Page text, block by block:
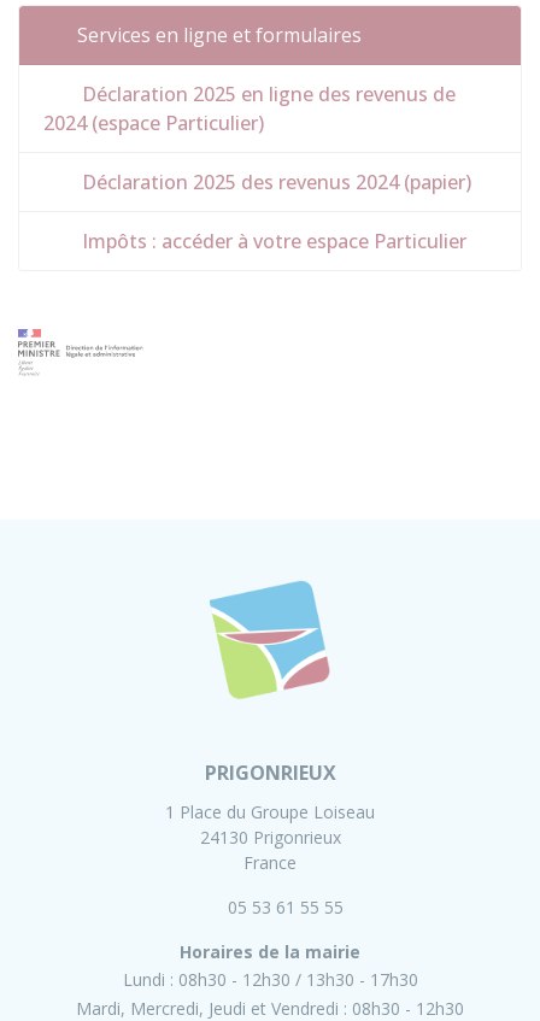
Services en ligne et formulaires
Déclaration 2025 en ligne des revenus de
2024 (espace Particulier)
Déclaration 2025 des revenus 2024 (papier)
Impôts : accéder à votre espace Particulier
PRIGONRIEUX
1 Place du Groupe Loiseau
24130 Prigonrieux
France
05 53 61 55 55
Horaires de la mairie
Lundi : 08h30 - 12h30
13h30 - 17h30
Mardi, Mercredi, Jeudi et Vendredi : 08h30 - 12h30